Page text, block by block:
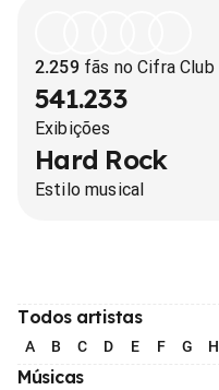
2.259fãs no Cifra Club
541.233
Exibições
Hard Rock
Estilo musical
Todos artistas
A B C D E F G H
Músicas